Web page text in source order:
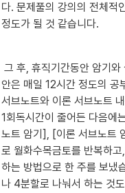
다. 문제풀의 강의의 전체
정도가 될 것 같습니다.
안은 매일 12시간 정도의 공
서브노트와 이론 서브노트
1회독시간이 줄어든 다음에
노트 암기], [이론 서브노트
로 월화수목금토를 반복하
하는 방법으로 한 주를 보냈
나 4분할로 나눠서 하는 것